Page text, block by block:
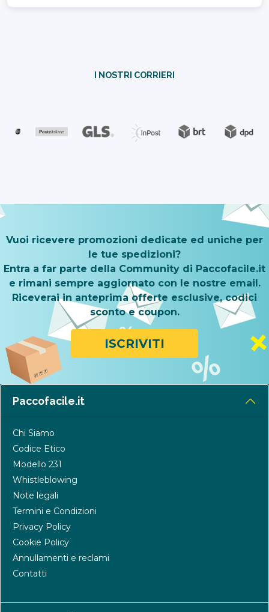
I NOSTRI CORRIERI
Vuoi ricevere promozioni dedicate ed uniche per
le tue spedizioni?
Entra a far parte della Community di Paccofacile.it
e rimani sempre aggiornato con le nostre email.
Riceverai in anteprima offerte esclusive, codici
sconto e coupon.
ISCRIVITI
Paccofacile.it
Chi Siamo
Codice Etico
Modello 231
Whistleblowing
Note legali
Termini e Condizioni
Privacy Policy
Cookie Policy
Annullamenti e reclami
Contatti